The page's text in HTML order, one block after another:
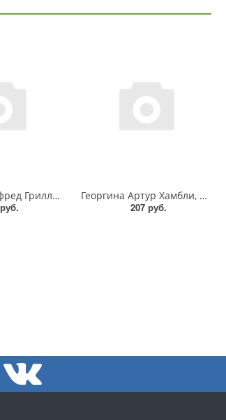
Георгина Альфред Грилль, р-р I, кактус., - 1шт
Георгина Артур Хамбли, р-р I, декор., - 1шт
207 руб.